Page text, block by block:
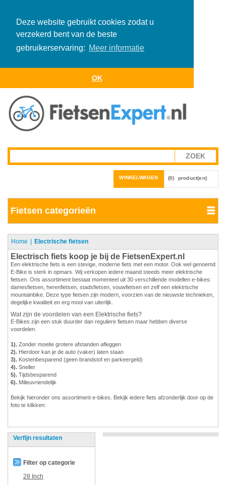
Deze website gebruikt cookies zodat u
verzekerd bent van de beste
gebruikerservaring: Meer informatie
OK
WINKELWAGEN (0) product(en)
Fietsen categorieën
Home Electrische fietsen
Electrisch fiets koop je bij de FietsenExpert.nl
Een elektrische fiets is een stevige, moderne fiets met een motor. Ook wel genoemd
E-Bike is sterk in opmars. Wij verkopen iedere maand steeds meer elektrische
fietsen. Ons assortiment bestaat momenteel uit 30 verschillende modellen e-bikes:
damesfietsen, herenfietsen, stadsfietsen, vouwfietsen en zelf een elektrische
mountainbike. Deze type fietsen zijn modern, voorzien van de nieuwste technieken,
degelijke kwaliteit en erg mooi van uiterlijk.
Wat zijn de voordelen van een Elektrische fiets?
E-Bikes zijn een stuk duurder dan reguliere fietsen maar hebben diverse
voordelen.
1). Zonder moeite grotere afstanden afleggen
2). Hierdoor kan je de auto (vaker) laten staan
3). Kostenbesparend (geen brandstof en parkeergeld)
4). Sneller
5). Tijdsbesparend
6). Milieuvriendelijk
Bekijk hieronder ons assortiment e-bikes. Bekijk iedere fiets afzonderlijk door op de
foto te klikken:
Verfijn resultaten
Filter op categorie
28 Inch